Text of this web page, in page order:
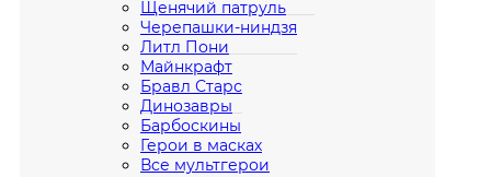
Щенячий патруль
Черепашки-ниндзя
Литл Пони
Майнкрафт
Бравл Старс
Динозавры
Барбоскины
Герои в масках
Все мультгерои